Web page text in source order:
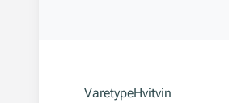
VaretypeHvitvin